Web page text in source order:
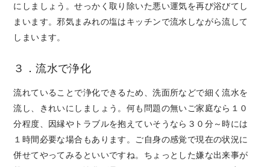
にしましょう。せっかく取り除いた悪い運気を再び浴びてし
まいます。邪気まみれの塩はキッチンで流水しながら流して
しまいます。
３．流水で浄化
流れていることで浄化できるため、洗面所などで細く流水を
流し、きれいにしましょう。何も問題の無いご家庭なら１０
分程度、因縁やトラブルを抱えていそうなら３０分～時には
１時間必要な場合もあります。ご自身の感覚で現在の状況に
併せてやってみるといいですね。ちょっとした嫌な出来事が